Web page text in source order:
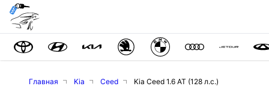
Главная Kia Ceed Kia Ceed 1.6 AT (128 л.с.)